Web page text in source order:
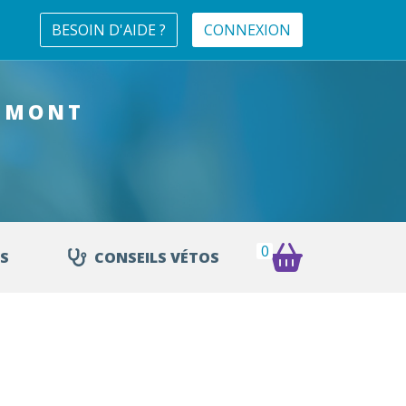
BESOIN D'AIDE ? CONNEXION
CONSEILS VÉTOS 0